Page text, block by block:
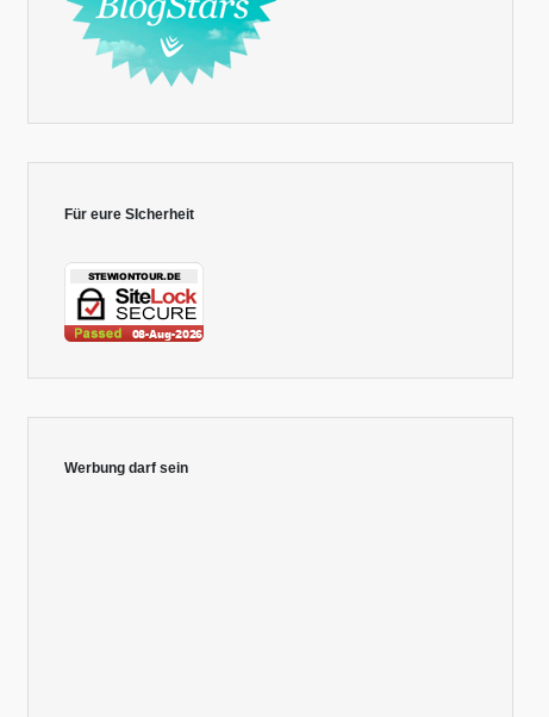
Für eure SIcherheit
Werbung darf sein